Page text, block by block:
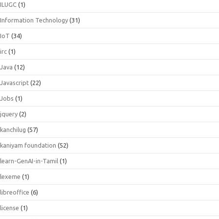
ILUGC (1)
Information Technology (31)
IoT (34)
irc (1)
Java (12)
Javascript (22)
Jobs (1)
jquery (2)
kanchilug (57)
kaniyam foundation (52)
learn-GenAI-in-Tamil (1)
lexeme (1)
libreoffice (6)
license (1)